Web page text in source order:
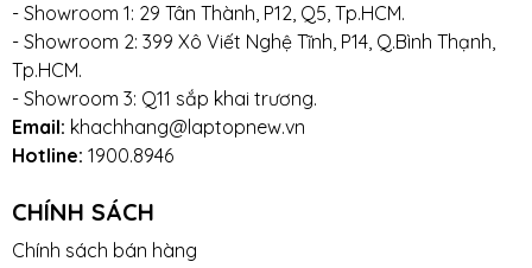
mạng mang tên Firehound, do
nhóm bảo mật CovertLabs phát
định là làm lộ dữ liệu người dùng
thông qua các hệ thống lưu trữ...
- Showroom 1: 29 Tân Thành, P12, Q5, Tp.HCM.
- Showroom 2: 399 Xô Viết Nghệ Tĩnh, P14, Q.Bình Thạnh,
Tp.HCM.
- Showroom 3: Q11 sắp khai trương.
Email: khachhang@laptopnew.vn
Hotline: 1900.8946
CHÍNH SÁCH
Chính sách bán hàng